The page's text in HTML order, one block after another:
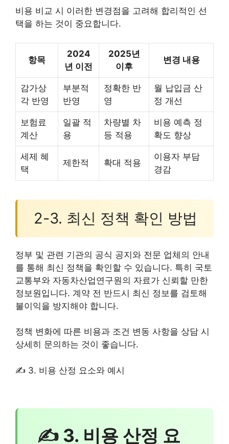
비용 비교 시 이러한 변경점을 고려해 합리적인 선
택을 하는 것이 중요합니다.
항목
2024
년 이전
2025년
이후
변경 내용
감가상
각 반영
부분적
반영
정확한 반
영
월 납입금 산
정 개선
보험료
계산
일괄 적
용
차량별 차
등 적용
비용 예측 정
확도 향상
세제 혜
택
제한적 확대 적용
이용자 부담
경감
2-3. 최신 정책 확인 방법
정부 및 관련 기관의 공식 공지와 전문 업체의 안내
를 통해 최신 정책을 확인할 수 있습니다. 특히 국토
교통부와 자동차산업연구원의 자료가 신뢰할 만한
정보원입니다. 계약 전 반드시 최신 정보를 검토해
불이익을 방지해야 합니다.
정책 변화에 따른 비용과 조건 변동 사항을 상담 시
상세히 문의하는 것이 좋습니다.
✍ 3. 비용 산정 요소와 예시
✍ 3. 비용 산정 요